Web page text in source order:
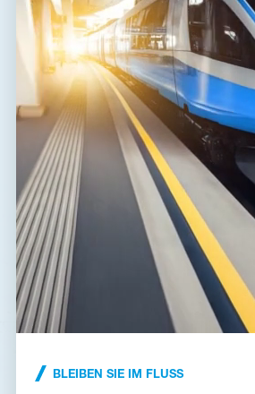
Schutz der Signal- und
gegen Überspannung
ÜBERSPANNUNGSSCHUTZ
Eine andere Lösung
BLEIBEN SIE IM FLUSS